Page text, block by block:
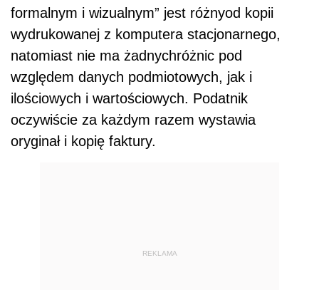
formalnym i wizualnym” jest różnyod kopii
wydrukowanej z komputera stacjonarnego,
natomiast nie ma żadnychróżnic pod
względem danych podmiotowych, jak i
ilościowych i wartościowych. Podatnik
oczywiście za każdym razem wystawia
oryginał i kopię faktury.
REKLAMA